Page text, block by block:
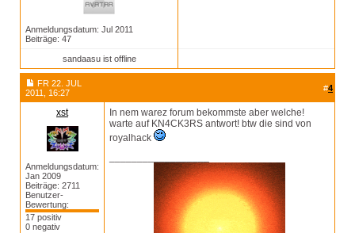
Anmeldungsdatum: Jul 2011
Beiträge: 47
sandaasu ist offline
FR 22. JUL
2011, 16:27
#4
xst
Anmeldungsdatum:
Jan 2009
Beiträge: 2711
Benutzer-
Bewertung:
17 positiv
0 negativ
In nem warez forum bekommste aber welche!
warte auf KN4CK3RS antwort! btw die sind von
royalhack